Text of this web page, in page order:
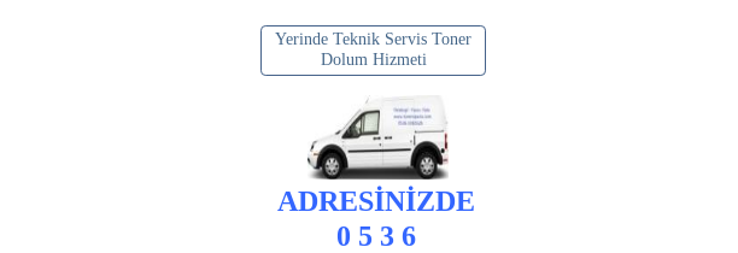
Yerinde Teknik Servis Toner
Dolum Hizmeti
ADRESİNİZDE
0 5 3 6